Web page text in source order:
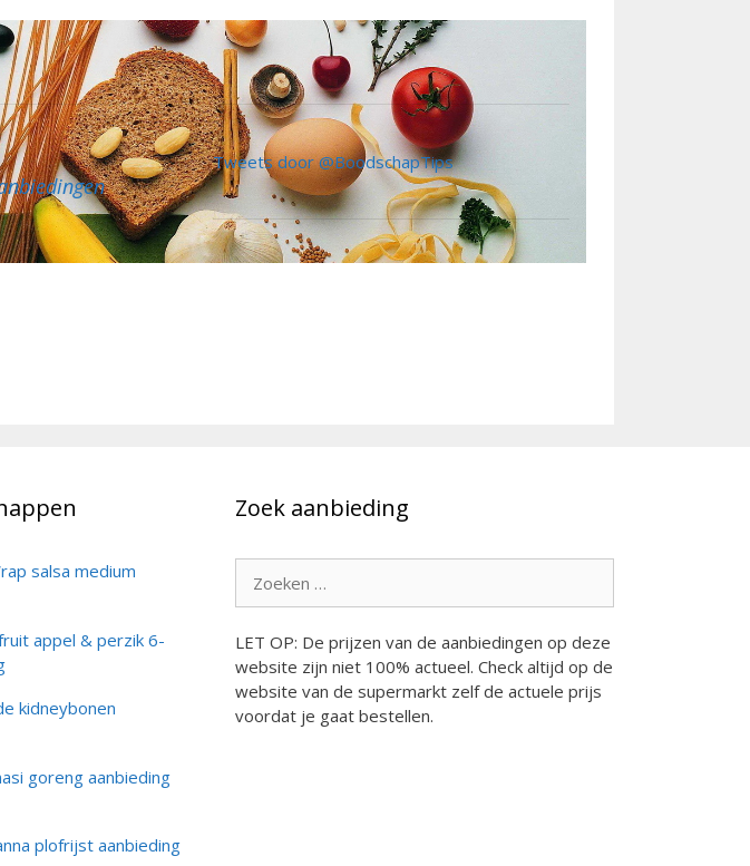
Tweets door @BoodschapTips
salsa medium
appel & perzik 6-
kidneybonen
goreng aanbieding
plofrijst aanbieding
Zoek aanbieding
naar:
LET OP: De prijzen van de aanbiedingen op deze
website zijn niet 100% actueel. Check altijd op de
website van de supermarkt zelf de actuele prijs
voordat je gaat bestellen.